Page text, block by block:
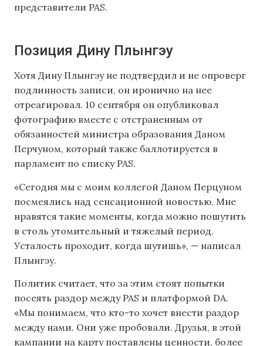
представители PAS.
Позиция Дину Плынгэу
Хотя Дину Плынгэу не подтвердил и не опроверг
подлинность записи, он иронично на нее
отреагировал. 10 сентября он опубликовал
фотографию вместе с отстраненным от
обязанностей министра образования Даном
Перчуном, который также баллотируется в
парламент по списку PAS.
«Сегодня мы с моим коллегой Даном Перцуном
посмеялись над сенсационной новостью. Мне
нравятся такие моменты, когда можно пошутить
в столь утомительный и тяжелый период.
Усталость проходит, когда шутишь», — написал
Плынгэу.
Политик считает, что за этим стоят попытки
посеять раздор между PAS и платформой DA.
«Мы понимаем, что кто-то хочет внести раздор
между нами. Они уже пробовали. Друзья, в этой
кампании на карту поставлены ценности, более